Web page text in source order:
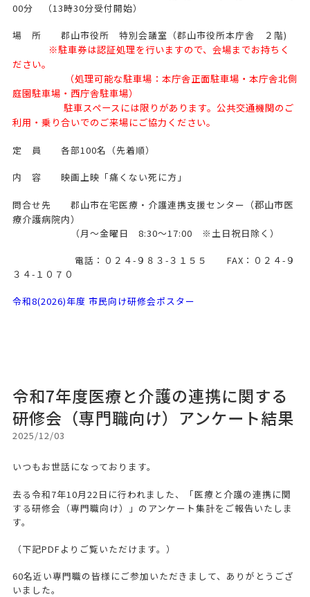
00分 （13時30分受付開始）
場 所 郡山市役所 特別会議室（郡山市役所本庁舎 ２階)
※駐車券は認証処理を行いますので、会場までお持ちく
ださい。
（処理可能な駐車場：本庁舎正面駐車場・本庁舎北側
庭園駐車場・西庁舎駐車場）
駐車スペースには限りがあります。公共交通機関のご
利用・乗り合いでのご来場にご協力ください。
定 員 各部100名（先着順）
内 容 映画上映「痛くない死に方」
問合せ先 郡山市在宅医療・介護連携支援センター （郡山市医
療介護病院内）
（月～金曜日 8:30～17:00 ※土日祝日除く）
電話：０２４-９８３-３１５５ FAX：０２４-９
３４-１０７０
令和8(2026)年度 市民向け研修会ポスター
令和7年度医療と介護の連携に関する
研修会（専門職向け）アンケート結果
2025/12/03
いつもお世話になっております。
去る令和7年10月22日に行われました、「医療と介護の連携に関
する研修会（専門職向け）」のアンケート集計をご報告いたしま
す。
（下記PDFよりご覧いただけます。）
60名近い専門職の皆様にご参加いただきまして、ありがとうござ
いました。